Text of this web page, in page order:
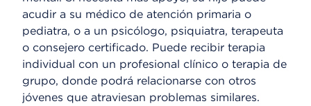
acudir a su médico de atención primaria o
pediatra, o a un psicólogo, psiquiatra, terapeuta
o consejero certificado. Puede recibir terapia
individual con un profesional clínico o terapia de
grupo, donde podrá relacionarse con otros
jóvenes que atraviesan problemas similares.